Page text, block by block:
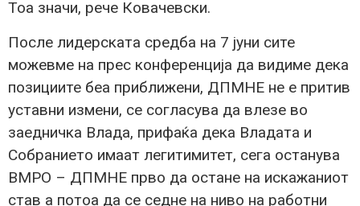
Тоа значи, рече Ковачевски.
После лидерската средба на 7 јуни сите
можевме на прес конференција да видиме дека
позициите беа приближени, ДПМНЕ не е притив
уставни измени, се согласува да влезе во
заедничка Влада, прифаќа дека Владата и
Собранието имаат легитимитет, сега останува
ВМРО – ДПМНЕ прво да остане на искажаниот
став а потоа да се седне на ниво на работни